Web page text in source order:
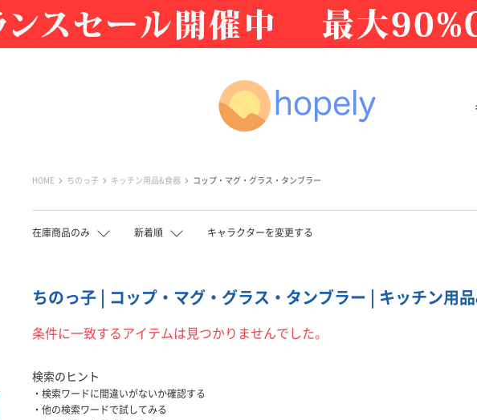
HOME ちのっ子 キッチン用品&食器 コップ・マグ・グラス・タンブラー
在庫商品のみ 新着順 キャラクターを変更する
ちのっ子 | コップ・マグ・グラス・タンブラー | キッチン用
条件に一致するアイテムは見つかりませんでした。
検索のヒント
検索ワードに間違いがないか確認する
他の検索ワードで試してみる